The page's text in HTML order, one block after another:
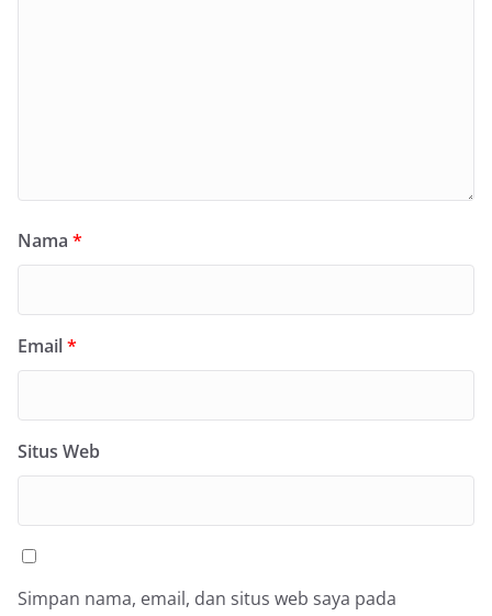
Nama *
Email*
Situs Web
Simpan nama, email, dan situs web saya pada